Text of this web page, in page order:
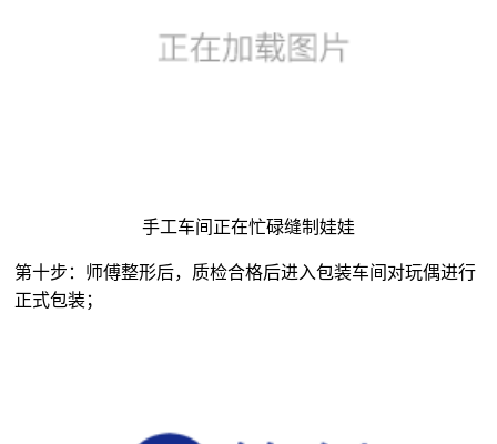
手工车间正在忙碌缝制娃娃
第十步：师傅整形后，质检合格后进入包装车间对玩偶进行
正式包装；